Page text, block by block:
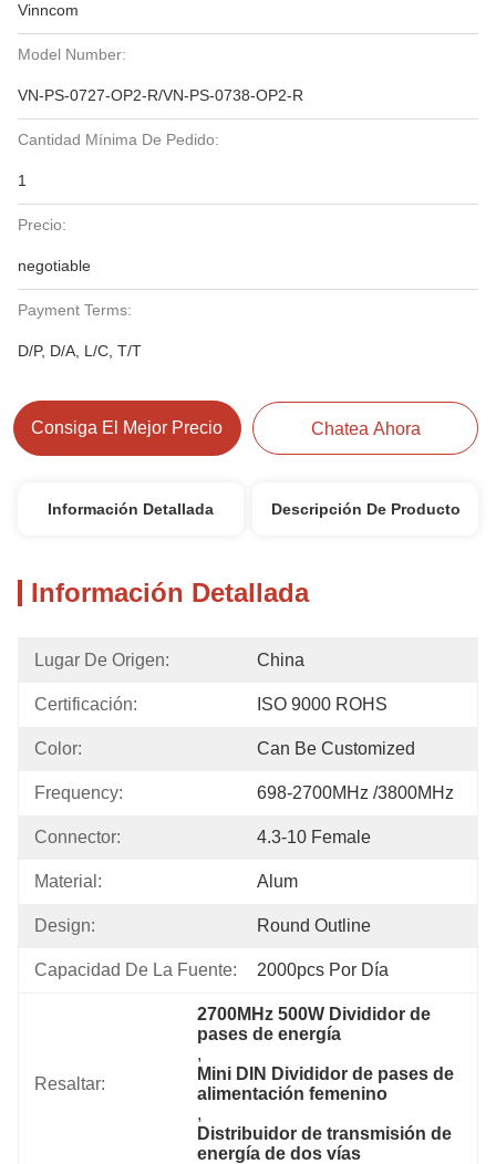
Vinncom
Model Number:
VN-PS-0727-OP2-R/VN-PS-0738-OP2-R
Cantidad Mínima De Pedido:
1
Precio:
negotiable
Payment Terms:
D/P, D/A, L/C, T/T
Consiga El Mejor Precio Chatea Ahora
Información Detallada Descripción De Producto
Información Detallada
Lugar De Origen: China
Certificación: ISO 9000 ROHS
Color: Can Be Customized
Frequency: 698-2700MHz /3800MHz
Connector: 4.3-10 Female
Material: Alum
Design: Round Outline
Capacidad De La Fuente: 2000pcs Por Día
Resaltar:
2700MHz 500W Divididor de
pases de energía
,
Mini DIN Divididor de pases de
alimentación femenino
,
Distribuidor de transmisión de
energía de dos vías